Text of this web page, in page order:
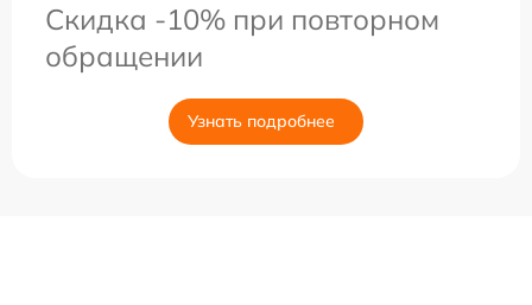
Скидка -10% при повторном
обращении
Узнать подробнее